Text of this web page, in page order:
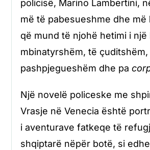
policisë, Marino Lambertini,
më të pabesueshme dhe më
që mund të njohë hetimi i një
mbinatyrshëm, të çuditshëm,
pashpjegueshëm dhe pa
Një novelë policeske me
Vrasje në Venecia është
i aventurave fatkeqe të
shqiptarë nëpër botë, si